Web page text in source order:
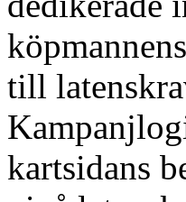
till
kartsidans